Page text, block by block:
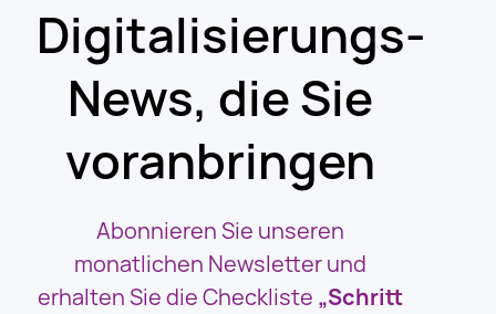
Digitalisierungs-
News, die Sie
voranbringen
Abonnieren Sie unseren
monatlichen Newsletter und
erhalten Sie die Checkliste „Schritt